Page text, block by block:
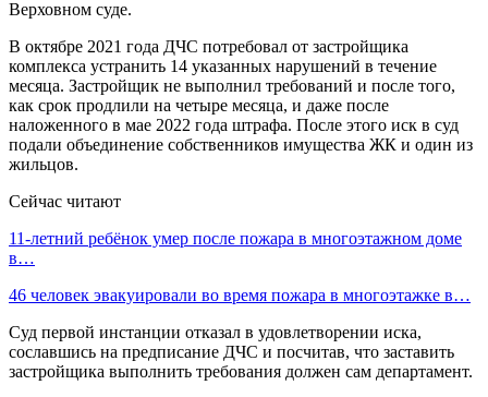
Верховном суде.
В октябре 2021 года ДЧС потребовал от застройщика
комплекса устранить 14 указанных нарушений в течение
месяца. Застройщик не выполнил требований и после того,
как срок продлили на четыре месяца, и даже после
наложенного в мае 2022 года штрафа. После этого иск в суд
подали объединение собственников имущества ЖК и один из
жильцов.
Сейчас читают
11-летний ребёнок умер после пожара в многоэтажном доме
в…
46 человек эвакуировали во время пожара в многоэтажке в…
Суд первой инстанции отказал в удовлетворении иска,
сославшись на предписание ДЧС и посчитав, что заставить
застройщика выполнить требования должен сам департамент.